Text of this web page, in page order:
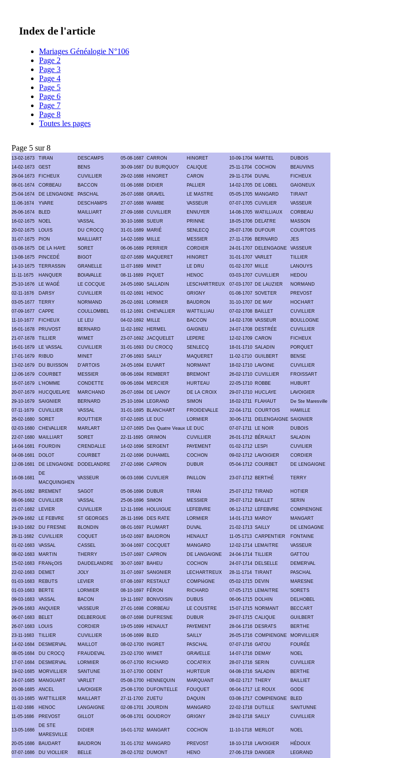
Index de l'article
Mariages Généalogie N°106
Page 2
Page 3
Page 4
Page 5
Page 6
Page 7
Page 8
Toutes les pages
Page 5 sur 8
13-02-1673 TIRAN DESCAMPS 05-08-1687 CARRON HINGRET 10-09-1704 MARTEL
DUBOIS
14-02-1673
GEST BENS 30-09-1687 DU BURQUOY CALIQUE 25-11-1704 COCHON
BEAUVINS
29-04-1673
FICHEUX CUVILLIER 29-02-1688 HINGRET CARON 29-11-1704 DUVAL
FICHEUX
08-01-1674
CORBEAU BACCON 01-06-1688 DIDIER PALLIER 14-02-1705 DE LOBEL
GAIGNEUX
25-04-1674
DE LENGAIGNE PASCHAL 26-07-1688 GRAVEL LE MASTRE 05-05-1705 MANGARD
TIRANT
11-06-1674
YVARE DESCHAMPS 27-07-1688 WAMBE VASSEUR 07-07-1705 CUVILIER
VASSEUR
26-06-1674
BLED MAILLIART 27-09-1688 CUVILLIER ENNUYER 14-08-1705 WATILLIAUX
CORBEAU
16-02-1675
NOEL VASSAL 30-10-1688 SUEUR PRINNE 18-05-1706 DELATRE
MASSON
20-02-1675
LOUIS DU CROCQ 31-01-1689 MARIÉ SENLECQ 26-07-1706 DUFOUR
COURTOIS
31-07-1675
PION MAILLIART 14-02-1689 MILLE MESSIER 27-11-1706 BERNARD
JES
03-08-1675
DE LA HAYE SORET 06-06-1689 PERRIER CORDIER 24-01-1707 DELENGAGNE
VASSEUR
13-08-1675
PINCEDÉ BIGOT 02-07-1689 MAQUERET HINGRET 31-01-1707 VARLET
TILLIER
14-10-1675
TERRASSIN GRANELLE 11-07-1689 MINET LE DRU 01-02-1707 MILLE
LANOUYS
11-11-1675
HANQUER BOIAVALLE 08-11-1689 PIQUET HENOC 03-03-1707 CUVILLIER
HEDOU
25-10-1676
LE WAGÉ LE COCQUE 24-05-1690 SALLADIN LESCHARTREUX 07-03-1707 DE LAUZIER
NORMAND
02-11-1676
DARSY CUVILLIER 01-02-1691 HENOC GRIGNY 01-08-1707 SOVETER
PREVOST
03-05-1677
TERRY NORMAND 26-02-1691 LORMIER BAUDRON 31-10-1707 DE MAY
HOCHART
07-09-1677
CAPPE COULLOMBEL 01-12-1691 CHEVALLIER WATTILLIAU 07-02-1708 BAILLET
CUVILLIER
11-10-1677
FICHEUX LE LEU 04-02-1692 MILLE BACCON 14-02-1708 VASSEUR
BOULLOGNE
16-01-1678
PRUVOST BERNARD 11-02-1692 HERMEL GAIGNEU 24-07-1708 DESTRÉE
CUVILLIER
21-07-1678
TILLIER WIMET 23-07-1692 JACQUELET LEPERE 12-02-1709 CARON
FICHEUX
16-01-1679
LE VASSAL CUVILLIER 31-01-1693 DU CROCQ SENLECQ 18-01-1710 SALADIN
PORQUET
17-01-1679
RIBUD MINET 27-06-1693 SAILLY MAQUERET 11-02-1710 GUILBERT
BENSE
13-02-1679
DU BUISSON D'ARTOIS 24-05-1694 EUVART NORMANT 18-02-1710 LAVOINE
CUVILLIER
12-06-1679
COURBET MESSIER 08-06-1694 REMBERT BREMONT 26-02-1710 CUVILLIER
FROISSART
16-07-1679
L'HOMME CONDETTE 09-06-1694 MERCIER HURTEAU 22-05-1710 ROBBE
HUBURT
20-07-1679
HUCQUELAYE MARCHAND 26-07-1694 DE LANOY DE LA CROIX 29-07-1710 HUCLAYE
LAVOIGIER
29-10-1679
SAIGNIER BERNARD 25-10-1694 LEGRAND SIMON 16-02-1711 FLAHAUT
De Ste Maresville
07-11-1679
CUVILLIER VASSAL 31-01-1695 BLANCHART FROIDEVALLE 22-04-1711 COURTOIS
HAMILLE
26-02-1680
SORET ROUTTIER 07-02-1695 LE DUC LORMIER 30-06-1711 DELENGAIGNE SAIGNIER
02-03-1680
CHEVALLIER MARLART 12-07-1695 Des Quatre Veaux LE DUC 07-07-1711 LE NOIR
DUBOIS
22-07-1680
MAILLIART SORET 22-11-1695 GRIMON CUVILLIER 26-01-1712 BÉRAULT
SALADIN
14-04-1681
FOURDIN CRENDALLE 14-02-1696 SERGENT PAYEMENT 01-02-1712 LESPI
CUVILIER
04-08-1681
DOLOT COURBET 21-02-1696 DUHAMEL COCHON 09-02-1712 LAVOIGIER
CORDIER
12-08-1681
DE LENGAIGNE DODELANDRE 27-02-1696 CAPRON DUBUR 05-04-1712 COURBET DE LENGAIGNE
16-08-1681
DE
MACQUINGHEN
VASSEUR 06-03-1696 CUVILIER PAILLON 23-07-1712 BERTHÉ TERRY
26-01-1682 BREMENT SAGOT 05-06-1696 DUBUR TIRAN 25-07-1712 TIRAND
HOTIER
08-06-1682
CUVILLIER VASSAL 25-06-1696 SIMON MESSIER 26-07-1712 BAILLET
SERIN
21-07-1682
LEVIER CUVILLIER 12-11-1696 HOLUIGUE LEFEBVRE 06-12-1712 LEFEBVRE
COMPIENGNE
29-09-1682
LE FEBVRE ST GEORGES 28-11-1696 DES RATE LORMIER 14-01-1713 MAROY
MANGART
19-10-1682
DU FRESNE BLONDIN 08-01-1697 PLUMART DUVAL 21-02-1713 SAILLY
DE LENGAGNE
28-11-1682
CUVILLIER COQUET 16-02-1697 BAUDRON HENAULT 11-05-1713 CARPENTIER
FONTAINE
01-02-1683
VASSAL CASSEL 30-04-1697 COCQUET MANGARD 12-02-1714 LEMAITRE
VASSEUR
08-02-1683
MARTIN THERRY 15-07-1697 CAPRON DE LANGAIGNE 24-04-1714 TILLIER
GATTOU
15-02-1683
FRANçOIS DAUDELANDRE 30-07-1697 BAHEU COCHON 24-07-1714 DELSELLE
DEMERVAL
22-02-1683
DEMET JOLY 31-07-1697 SANGNIER LECHARTREUX 28-11-1714 TIRANT
PASCHAL
01-03-1683
REBUTS LEVIER 07-08-1697 RESTAULT COMPIèGNE 05-02-1715 DEVIN
MARESNE
01-03-1683
BERTE LORMIER 08-10-1697 FÉRON RICHARD 07-05-1715 LEMAITRE
SORETS
09-03-1683
VASSAL BACON 19-11-1697 BONVOISIN DUBUS 06-06-1715 DOLHIN
DELHOBEL
29-06-1683
ANQUIER VASSEUR 27-01-1698 CORBEAU LE COUSTRE 15-07-1715 NORMANT
BECCART
06-07-1683
BELET DELBERGUE 08-07-1698 DUFRESNE DUBUR 29-07-1715 CALIQUE
GUILBERT
26-07-1683
LOUIS CORDIER 19-05-1699 HENAULT PAYEMENT 28-04-1716 DESRATS
BERTHE
23-11-1683
TILLIER CUVILLIER 16-06-1699 BLED SAILLY 26-05-1716 COMPIENGNE
MORVILLIER
14-02-1684
DESMERVAL MAILLOT 08-02-1700 INGRET PASCHAL 07-07-1716 GATOU
FOURÉE
08-05-1684
DU CROCQ FRAUDEVAL 23-02-1700 WIMET GRAVELLE 14-07-1716 DEMAY
NOEL
17-07-1684
DESMERVAL LORMIER 06-07-1700 RICHARD COCATRIX 28-07-1716 SERIN
CUVILLIER
19-02-1685
MORVILLIER SANTUNE 31-07-1700 ODENT HURTEUR 04-08-1716 SALADIN
BERTHE
24-07-1685
MANGUART VARLET 05-08-1700 HENNEQUIN MARQUANT 08-02-1717 THERY
BAILLIET
20-08-1685
ANCEL LAVOIGIER 25-08-1700 DUFONTELLE FOUQUET 06-04-1717 LE ROUX
GODE
01-10-1685
WATTILLIER MAILLART 27-11-1700 ZUETU DAQUIN 03-08-1717 COMPIENGNE
BLED
11-02-1686
HENOC LANGAIGNE 02-08-1701 JOURDIN MANGARD 22-02-1718 DUTILLE
SANTUNNE
11-05-1686
PREVOST GILLOT 06-08-1701 GOUDROY GRIGNY 28-02-1718 SAILLY CUVILLIER
13-05-1686
DE STE
MARESVILLE
DIDIER 16-01-1702 MANGART COCHON 11-10-1718 MERLOT NOEL
20-05-1686 BAUDART BAUDRON 31-01-1702 MANGARD PREVOST 18-10-1718 LAVOIGIER
HÉDOUX
07-07-1686
DU VIOLLIER BELLE 28-02-1702 DUMONT HENO 27-06-1719 DANGER LEGRAND